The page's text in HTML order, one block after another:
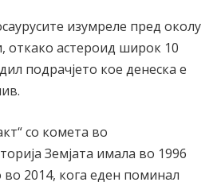
изумреле пред околу
откако астероид широк 10
подрачјето кое денеска е
со комета во
Земјата имала во 1996
2014, кога еден поминал